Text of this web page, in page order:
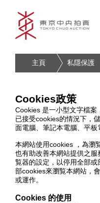
主頁 私隱保護
Cookies政策
Cookies 是一小型文字檔
已接受cookies的情況下，
面電腦、筆記本電腦、平板
本網站使用cookies ，為瀏
也有助改善本網站提供之
覧器的設定，以停用全部
部cookies來瀏覧本網站，
或運作。
Cookies 的使用